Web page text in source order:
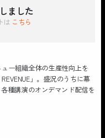
ました
は こちら
ー組織全体の生産性向上を
」。盛況のうちに幕
種講演のオンデマンド配信を